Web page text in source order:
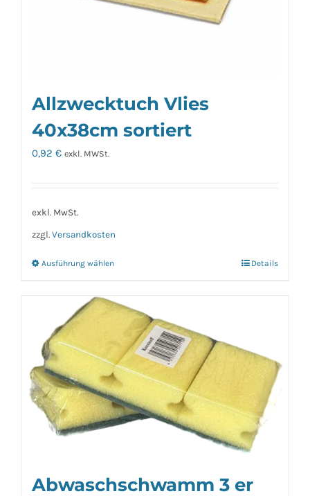
Allzwecktuch Vlies
40x38cm sortiert
0,92 € exkl. MWSt.
exkl. MwSt.
zzgl. Versandkosten
Ausführung wählenDieses
weist
mehrere
Varianten
auf.
Die
Optionen
können
Produktseite
Details
Abwaschschwamm 3 er